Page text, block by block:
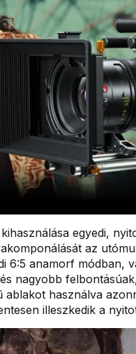
egyedi,
az
6:5 anamorf módban,
nagyobb
ablakot használva
illeszkedik a